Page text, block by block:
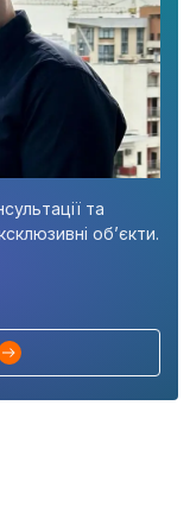
та
об’єкти.